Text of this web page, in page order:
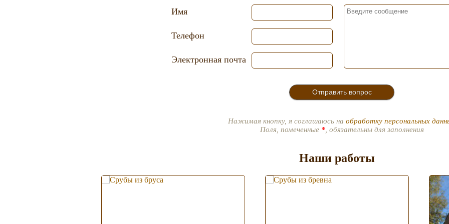
Имя
Телефон
Электронная почта
Нажимая кнопку, я соглашаюсь на обработку персональных
Поля, помеченные *, обязательны для заполнения
Наши работы